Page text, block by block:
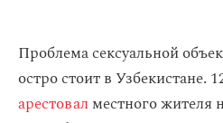
Проблема сексуальной
остро стоит в Узбекистане.
арестовал местного жителя